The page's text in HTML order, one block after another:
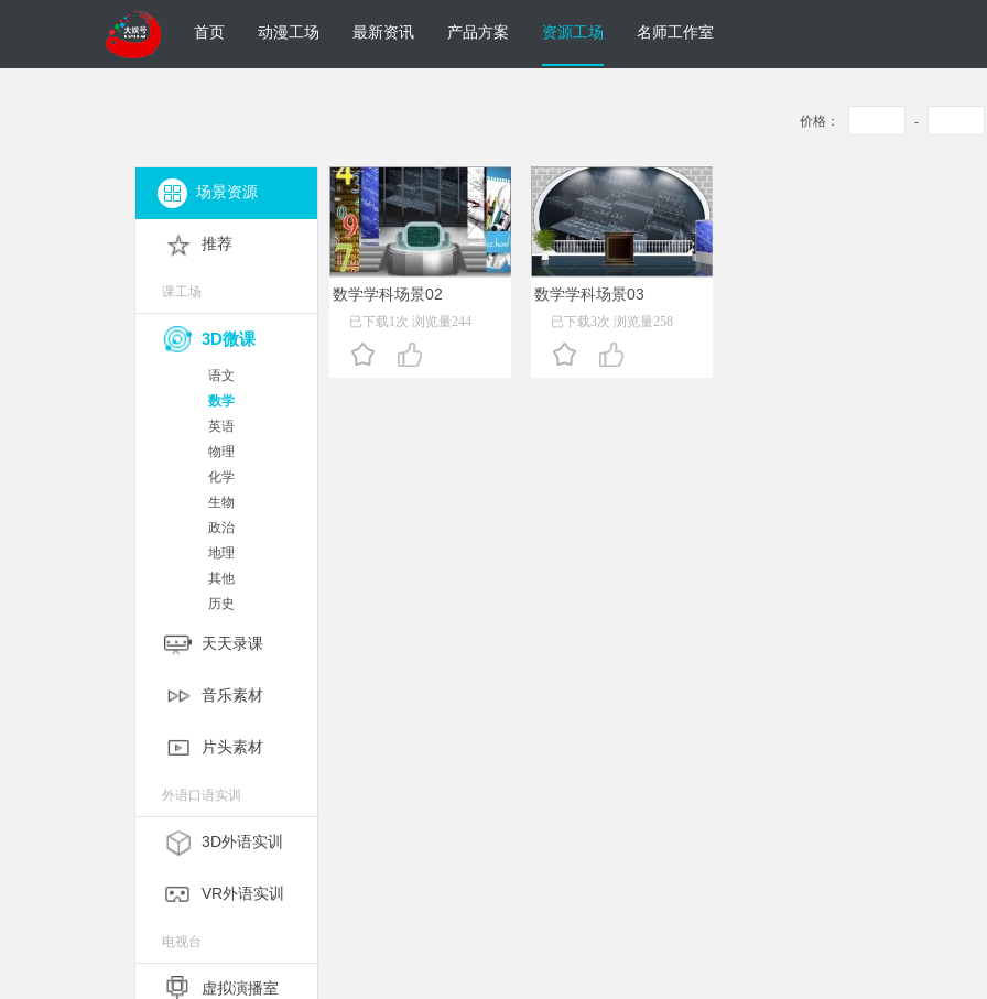
首页 动漫工场 最新资讯 产品方案 资源工场 名师工作室
价格： -
场景资源
推荐
课工场
3D微课
语文
数学
英语
物理
化学
生物
政治
地理
其他
历史
天天录课
音乐素材
片头素材
外语口语实训
3D外语实训
VR外语实训
电视台
虚拟演播室
数学学科场景02
已下载1次 浏览量244
数学学科场景03
已下载3次 浏览量258